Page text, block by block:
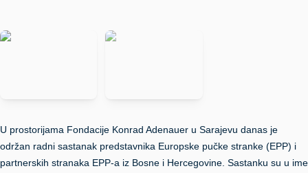
U prostorijama Fondacije Konrad Adenauer u Sarajevu danas je
održan radni sastanak predstavnika Europske pučke stranke (EPP) i
partnerskih stranaka EPP-a iz Bosne i Hercegovine. Sastanku su u ime